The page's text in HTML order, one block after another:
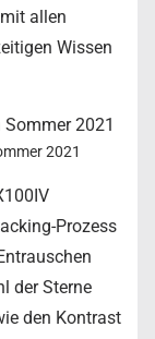
allen
Wissen
2021
Prozess
der Sterne
den Kontrast